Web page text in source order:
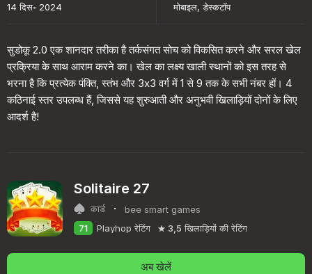
14 दिस॰ 2024
मोबाइल, डेस्कटॉप
सुडोकू 2.0 एक शानदार तरीका है तर्कसंगत सोच को विकसित करने और सरल खेल
प्रक्रिया के साथ आराम करने का। खेल का लक्ष्य खाली स्थानों को इस तरह से
भरना है कि प्रत्येक पंक्ति, स्तंभ और 3x3 वर्ग में 1 से 9 तक के सभी नंबर हों। 4
कठिनाई स्तर उपलब्ध हैं, जिससे यह शुरुआती और अनुभवी खिलाड़ियों दोनों के लिए
आदर्श है!
Solitaire 27
कार्ड ·
bee smart games
71
Playhop रेटिंग 3,5 खिलाड़ियों की रेटिंग
अब खेलें